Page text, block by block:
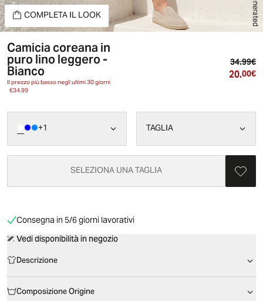
COMPLETA IL LOOK
Camicia coreana in
puro lino leggero -
Bianco
Il prezzo più basso negli ultimi 30 giorni
€34.99
34.99€
20.00€
+1 TAGLIA
SELEZIONA UNA TAGLIA
Consegna in 5/6 giorni lavorativi
Vedi disponibilità in negozio
Descrizione
Composizione Origine